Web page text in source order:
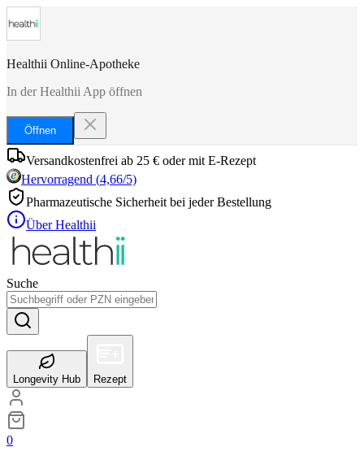
Healthii Online-Apotheke
In der Healthii App öffnen
Öffnen
Versandkostenfrei ab 25 € oder mit E-Rezept
Hervorragend (4,66/5)
Pharmazeutische Sicherheit bei jeder Bestellung
Über Healthii
Suche
Longevity Hub Rezept
0